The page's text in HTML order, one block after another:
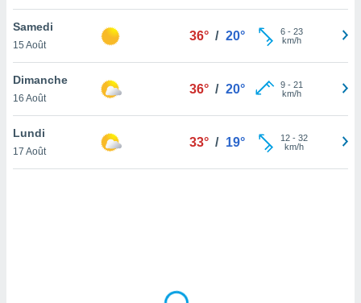
votre
à
en
le
Samedi
15 Août
36° / 20° 6- 23
km/h
Dimanche
16 Août
36° / 20° 9- 21
km/h
Lundi
17 Août
33° / 19° 12- 32
km/h